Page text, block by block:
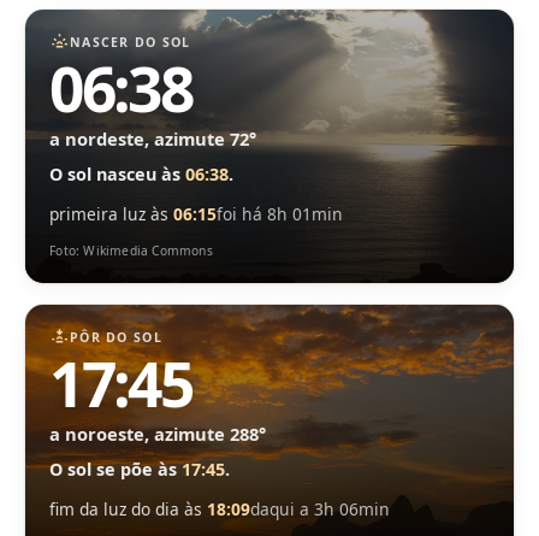
NASCER DO SOL
06:38
a nordeste, azimute 72°
O sol nasceu às06:38.
primeira luz às06:15foi há 8h 01min
Foto: Wikimedia Commons
PÔR DO SOL
17:45
a noroeste, azimute 288°
O sol se põe às17:45.
fim da luz do dia às 18:09daqui a 3h 06min